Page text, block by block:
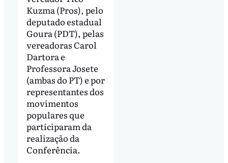
Kuzma (Pros), pelo
deputado estadual
Goura (PDT), pelas
vereadoras Carol
Dartora e
Professora Josete
(ambas do PT) e por
representantes dos
movimentos
populares que
participaram da
realização da
Conferência.